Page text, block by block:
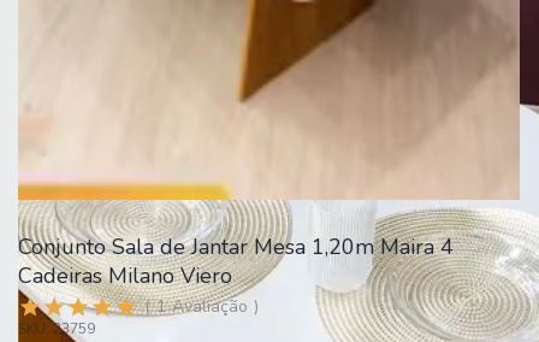
Conjunto Sala de Jantar Mesa 1,20m Maira 4
Cadeiras Milano Viero
1 Avaliação
SKU:23759